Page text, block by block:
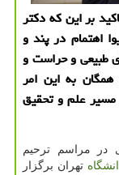
بر این که دکتر
اهتمام در پند و
طبیعی و حراست و
به این امر
علم و تحقیق
در مراسم ترحیم
تهران برگزار